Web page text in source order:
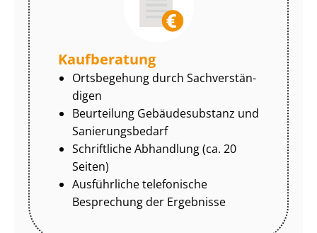
Kaufberatung
Ortsbegehung durch Sach­ver­stän­
di­gen
Beurteilung Gebäudesubstanz und
Sa­nie­rungs­be­darf
Schriftliche Abhandlung (ca. 20
Seiten)
Ausführliche telefonische
Besprechung der Ergebnisse